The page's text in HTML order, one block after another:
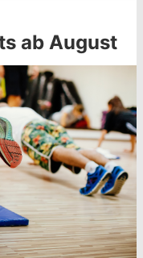
ab August